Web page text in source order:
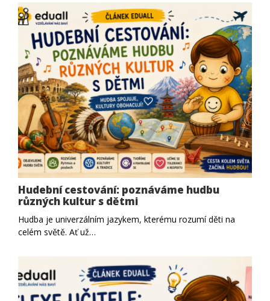
Hudební cestování: poznáváme hudbu
různých kultur s dětmi
Hudba je univerzálním jazykem, kterému rozumí děti na
celém světě. Ať už…